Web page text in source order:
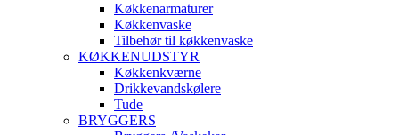
Køkkenarmaturer
Køkkenvaske
Tilbehør til køkkenvaske
KØKKENUDSTYR
Køkkenkværne
Drikkevandskølere
Tude
BRYGGERS